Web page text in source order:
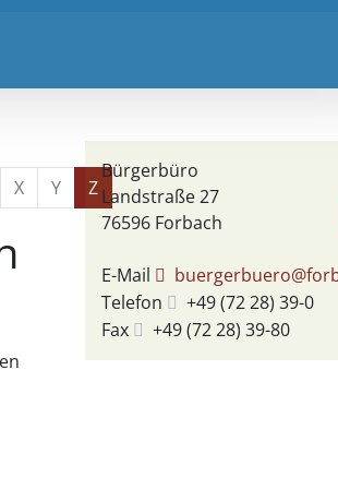
X Y Z
Bürgerbüro
Landstraße 27
76596 Forbach
E-Mail
Telefon
+49 (7228) 39-0
Fax
+49 (7228) 39-80